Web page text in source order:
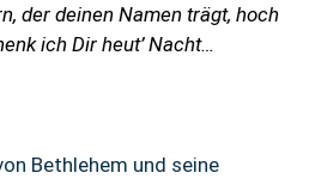
der deinen Namen trägt, hoch
ich Dir heut’ Nacht…
Bethlehem und seine